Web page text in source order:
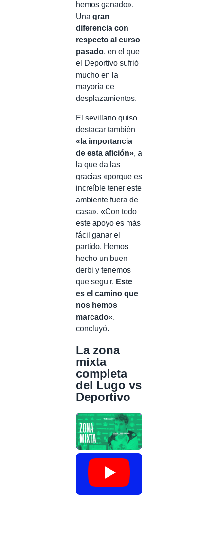
hemos ganado».
Una gran
diferencia con
respecto al curso
pasado, en el que
el Deportivo sufrió
mucho en la
mayoría de
desplazamientos.
El sevillano quiso
destacar también
«la importancia
de esta afición», a
la que da las
gracias «porque es
increíble tener este
ambiente fuera de
casa». «Con todo
este apoyo es más
fácil ganar el
partido. Hemos
hecho un buen
derbi y tenemos
que seguir. Este
es el camino que
nos hemos
marcado«,
concluyó.
La zona
mixta
completa
del Lugo vs
Deportivo